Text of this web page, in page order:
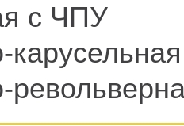
с ЧПУ
карусельная